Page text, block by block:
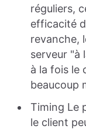
réguliers,
efficacité
revanche,
serveur "à
à la fois le
beaucoup
Timing Le
le client